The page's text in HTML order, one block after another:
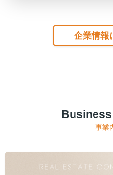
企業情報
事業